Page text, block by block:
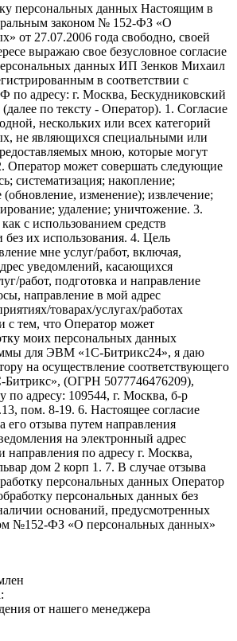
персональных данных Настоящим в
законом № 152-ФЗ «О
от 27.07.2006 года свободно, своей
выражаю свое безусловное согласие
данных ИП Зенков Михаил
в соответствии с
по адресу: г. Москва, Бескудниковский
по тексту - Оператор). 1. Согласие
нескольких или всех категорий
не являющихся специальными или
мною, которые могут
Оператор может совершать следующие
систематизация; накопление;
изменение); извлечение;
удаление; уничтожение. 3.
с использованием средств
без их использования. 4. Цель
мне услуг/работ, включая,
уведомлений, касающихся
работ, подготовка и направление
направление в мой адрес
товарах/услугах/работах
с тем, что Оператор может
моих персональных данных
для ЭВМ «1С-Битрикс24», я даю
на осуществление соответствующего
(ОГРН 5077746476209),
по адресу: 109544, г. Москва, б-р
пом. 8-19. 6. Настоящее согласие
его отзыва путем направления
на электронный адрес
направления по адресу г. Москва,
дом 2 корп 1. 7. В случае отзыва
персональных данных Оператор
персональных данных без
оснований, предусмотренных
№152-ФЗ «О персональных данных»
от нашего менеджера